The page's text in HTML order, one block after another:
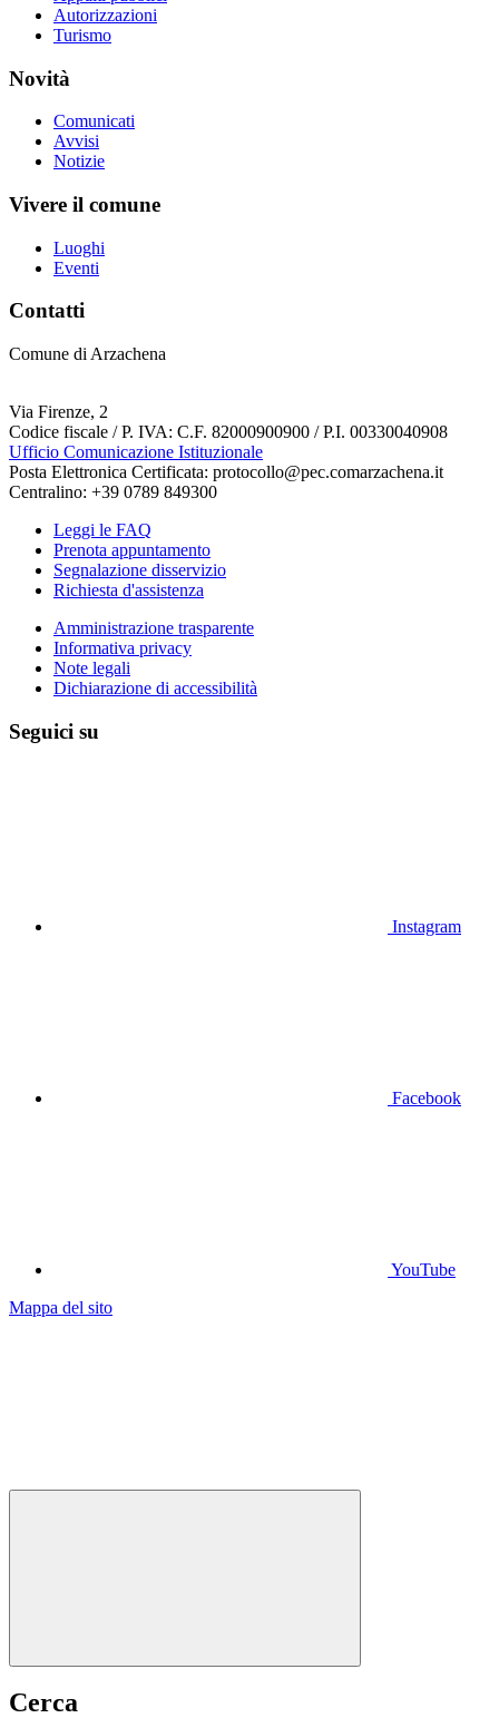
Autorizzazioni
Turismo
Novità
Comunicati
Avvisi
Notizie
Vivere il comune
Luoghi
Eventi
Contatti
Comune di Arzachena
Via Firenze, 2
Codice fiscale / P. IVA: C.F. 82000900900 / P.I. 00330040908
Ufficio Comunicazione Istituzionale
Posta Elettronica Certificata: protocollo@pec.comarzachena.it
Centralino: +39 0789 849300
Leggi le FAQ
Prenota appuntamento
Segnalazione disservizio
Richiesta d'assistenza
Amministrazione trasparente
Informativa privacy
Note legali
Dichiarazione di accessibilità
Seguici su
Instagram
Facebook
YouTube
Mappa del sito
Cerca